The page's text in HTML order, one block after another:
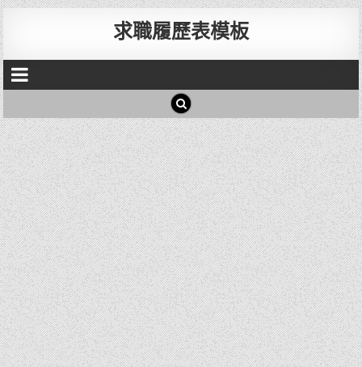
求職履歷表模板